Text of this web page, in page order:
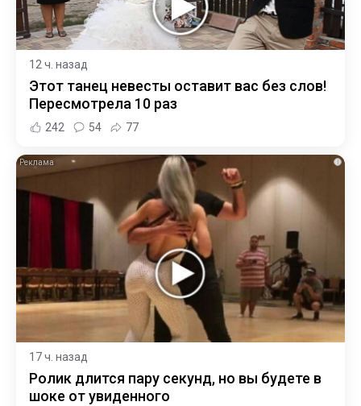
12 ч. назад
Этот танец невесты оставит вас без слов!
Пересмотрела 10 раз
242 54 77
i
17 ч. назад
Ролик длится пару секунд, но вы будете в
шоке от увиденного